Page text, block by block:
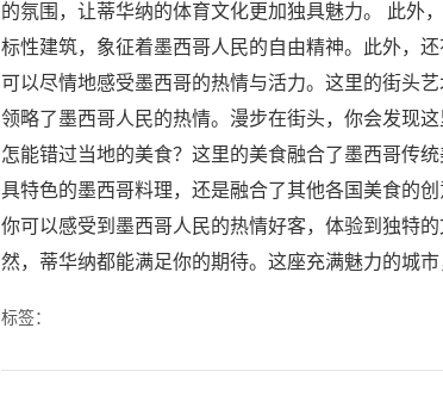
的氛围，让蒂华纳的体育文化更加独具魅力。 此外
标性建筑，象征着墨西哥人民的自由精神。此外，
可以尽情地感受墨西哥的热情与活力。这里的街头
领略了墨西哥人民的热情。漫步在街头，你会发现
怎能错过当地的美食？这里的美食融合了墨西哥传
具特色的墨西哥料理，还是融合了其他各国美食的
你可以感受到墨西哥人民的热情好客，体验到独特
然，蒂华纳都能满足你的期待。这座充满魅力的城
标签：